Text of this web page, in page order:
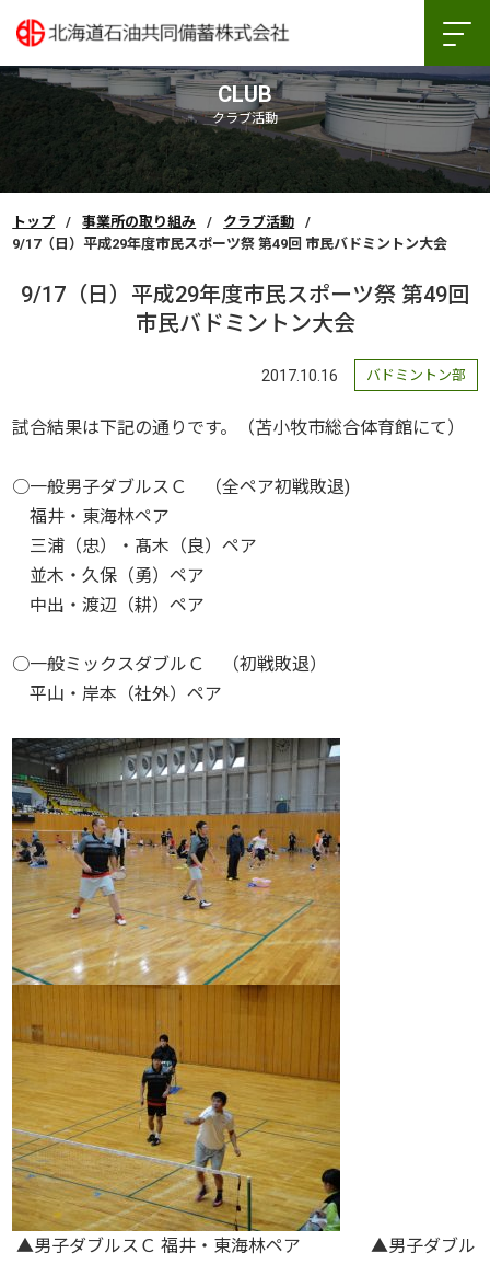
CLUB
クラブ活動
トップ 事業所の取り組み
クラブ活動
9/17（日）平成29年度市民スポーツ祭 第49回 市民バドミントン大会
9/17（日）平成29年度市民スポーツ祭 第49回
市民バドミントン大会
2017.10.16 バドミントン部
試合結果は下記の通りです。（苫小牧市総合体育館にて）
○一般男子ダブルスＣ （全ペア初戦敗退)
福井・東海林ペア
三浦（忠）・髙木（良）ペア
並木・久保（勇）ペア
中出・渡辺（耕）ペア
○一般ミックスダブルＣ （初戦敗退）
平山・岸本（社外）ペア
▲男子ダブルスＣ 福井・東海林ペア ▲男子ダブル